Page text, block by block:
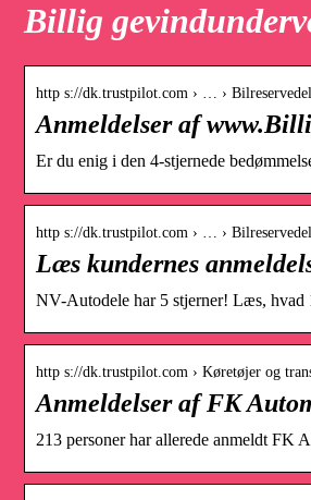
Billig
http s://dk.trustpilot.com › … ›
Anmeldelser af
Er du enig i den 4-stjernede
http s://dk.trustpilot.com › … ›
Læs kundernes
NV-Autodele har 5 stjerner! Læs, hvad
http s://dk.trustpilot.com › Køretøjer og
Anmeldelser af FK
213 personer har allerede anmeldt FK